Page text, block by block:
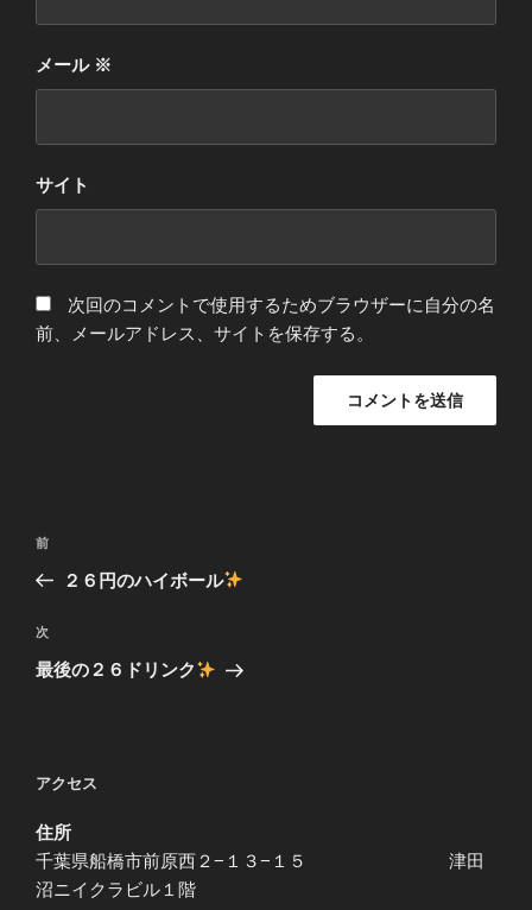
メール ※
サイト
次回のコメントで使用するためブラウザーに自分の名
前、メールアドレス、サイトを保存する。
投
ビ
ゲ
ン
前
の
稿
前
２６円のハイボール
次
の
次
最後の２６ドリンク
アクセス
住所
千葉県船橋市前原西２−１３−１５ 津田
沼ニイクラビル１階